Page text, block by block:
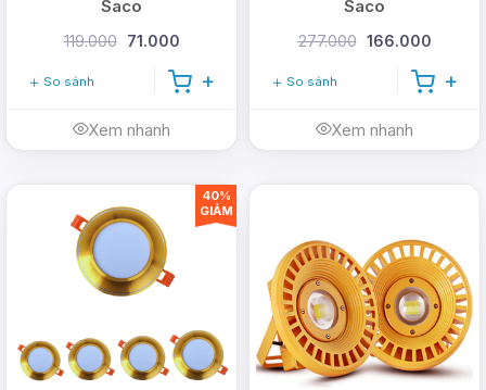
Saco
119.000 71.000
So sánh
Xem nhanh
Saco
277.000 166.000
So sánh
Xem nhanh
40%
GIẢM